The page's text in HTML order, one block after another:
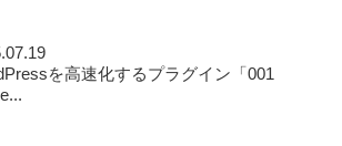
を高速化するプラグイン「001